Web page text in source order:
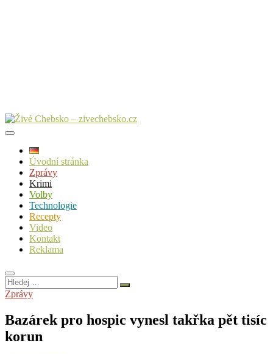
Úvodní stránka
Zprávy
Krimi
Volby
Technologie
Recepty
Video
Kontakt
Reklama
Hledej
…
Zprávy
Bazárek pro hospic vynesl takřka pět tisíc
korun